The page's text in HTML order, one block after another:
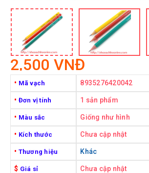
2,500 VNĐ
• Mã vạch 8935276420042
• Đơn vị tính 1 sản phẩm
• Màu sắc Giống như hình
• Kích thước Chưa cập nhật
• Thương hiệu Khác
$ Giá sỉ Chưa cập nhật